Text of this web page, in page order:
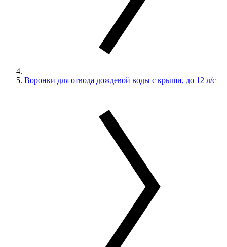
Воронки для отвода дождевой воды с крыши, до 12 л/с